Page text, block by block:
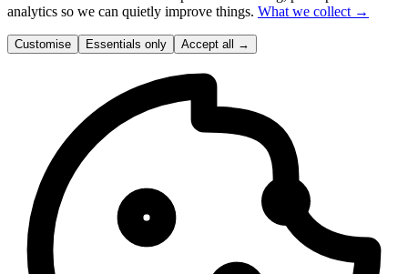
analytics so we can quietly improve things. What we collect →
Customise Essentials only Accept all →